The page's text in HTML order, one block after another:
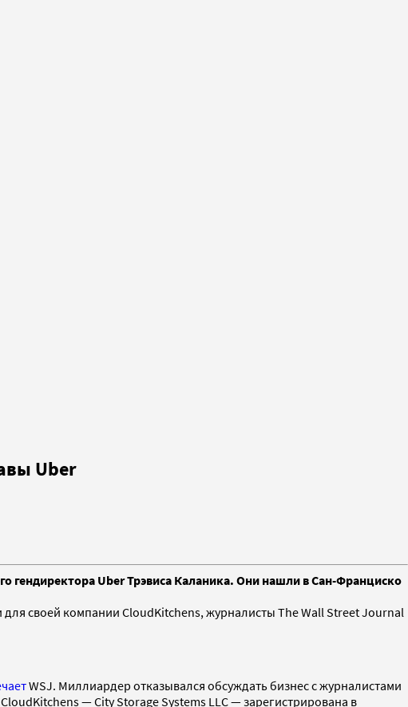
Uber
Uber Трэвиса Каланика. Они нашли в Сан-Франциско
своей компании CloudKitchens, журналисты The Wall Street Journal
WSJ. Миллиардер отказывался обсуждать бизнес с журналистами
— City Storage Systems LLC — зарегистрирована в